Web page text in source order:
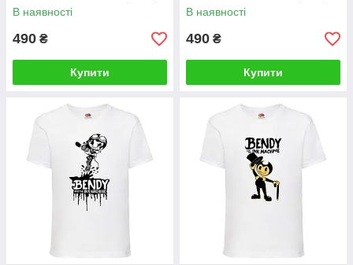
В наявності
490 ₴
Купити
В наявності
490 ₴
Купити